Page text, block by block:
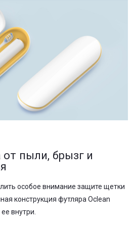
пыли, брызг и
особое внимание защите щетки
конструкция футляра Oclean
внутри.